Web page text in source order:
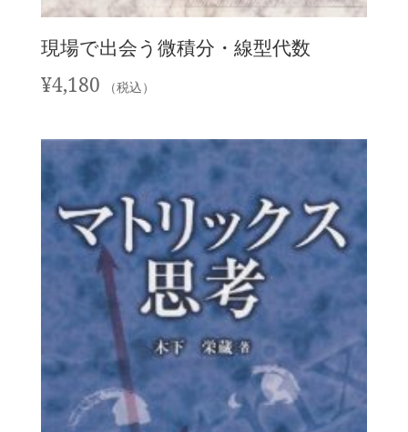
現場で出会う微積分・線型代数
¥4,180 （税込）